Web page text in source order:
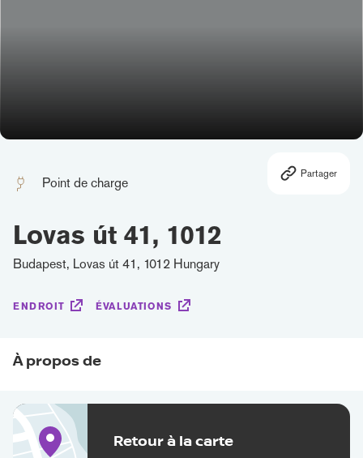
Point de charge
Partager
Lovas út 41, 1012
Budapest, Lovas út 41, 1012 Hungary
ENDROIT ÉVALUATIONS
À propos de
Retour à la carte